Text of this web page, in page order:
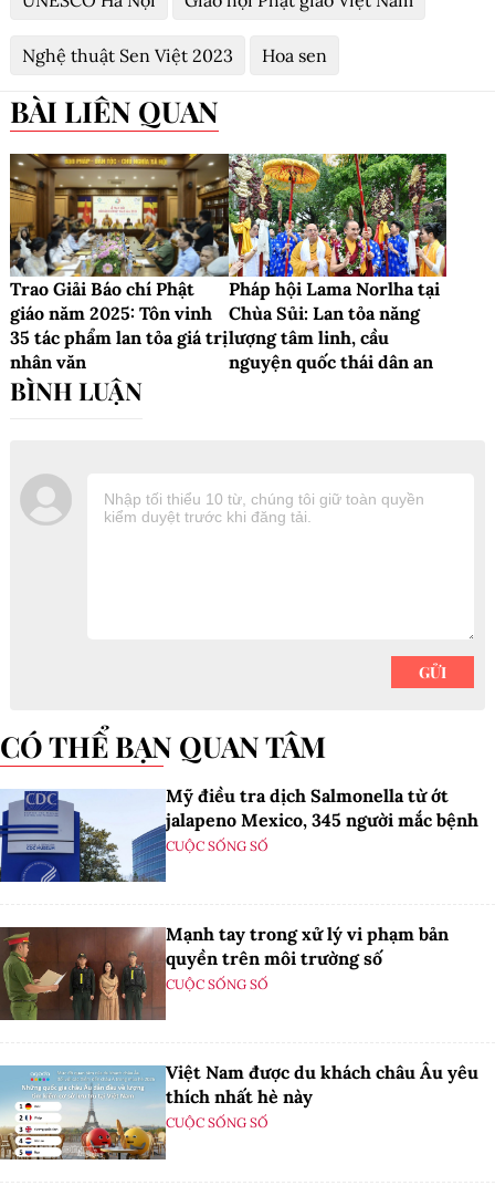
Nghệ thuật Sen Việt 2023 Hoa sen
BÀI LIÊN QUAN
Trao Giải Báo chí Phật
giáo năm 2025: Tôn vinh
35 tác phẩm lan tỏa giá trị
nhân văn
Pháp hội Lama Norlha tại
Chùa Sủi: Lan tỏa năng
lượng tâm linh, cầu
nguyện quốc thái dân an
CÓ THỂ BẠN QUAN TÂM
Mỹ điều tra dịch Salmonella từ ớt
jalapeno Mexico, 345 người mắc bệnh
CUỘC SỐNG SỐ
Mạnh tay trong xử lý vi phạm bản
quyền trên môi trường số
CUỘC SỐNG SỐ
Việt Nam được du khách châu Âu yêu
thích nhất hè này
CUỘC SỐNG SỐ